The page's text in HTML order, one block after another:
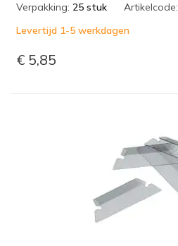
Verpakking: 25 stuk Artikelcode:
Levertijd 1-5 werkdagen
€ 5,85